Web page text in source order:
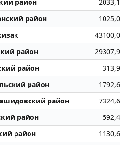
район
2033,1
район
1025,0
43100,0
район
29307,9
район
313,9
район
1792,6
район
7324,6
район
592,4
район
1130,6